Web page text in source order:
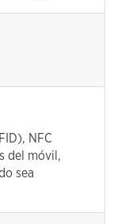
NFC
del móvil,
sea